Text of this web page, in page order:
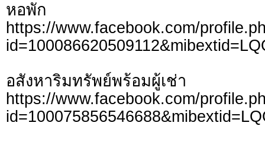
หอพัก
https://www.facebook.com/
อสังหาริมทรัพย์พร้อมผู้เช่า
https://www.facebook.com/